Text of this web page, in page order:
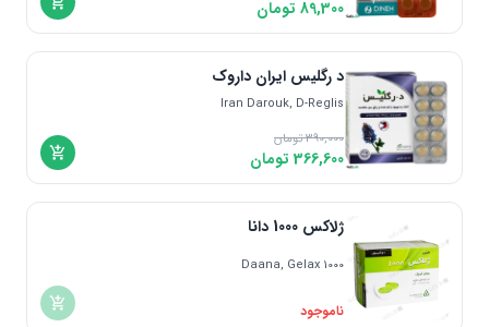
89,300 تومان
د رگلیس ایران داروک
Iran Darouk, D-Reglis
390,000تومان
366,600 تومان
ژلاکس 1000 دانا
Daana, Gelax 1000
ناموجود